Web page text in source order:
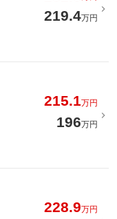
219.4万円
215.1万円
196万円
228.9万円